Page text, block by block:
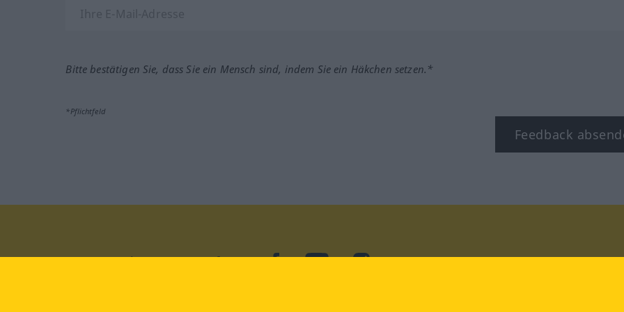
Bitte bestätigen Sie, dass Sie ein Mensch sind, indem Sie ein Häkchen setzen.*
*Pflichtfeld
Feedback
Besuchen Sie uns auf: facebookYouTubeInstagram